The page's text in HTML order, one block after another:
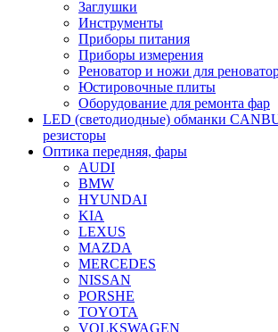
Заглушки
Инструменты
Приборы питания
Приборы измерения
Реноватор и ножи для
Юстировочные плиты
Оборудование для ремонта фар
LED (светодиодные) обманки
резисторы
Оптика передняя, фары
AUDI
BMW
HYUNDAI
KIA
LEXUS
MAZDA
MERCEDES
NISSAN
PORSHE
TOYOTA
VOLKSWAGEN